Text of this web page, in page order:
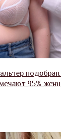
подобран
95%